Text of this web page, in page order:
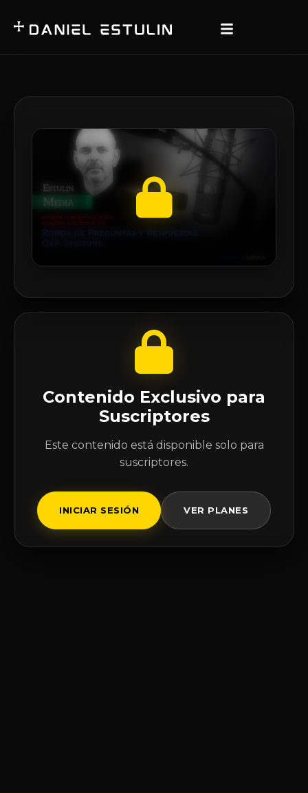
Contenido Exclusivo para
Suscriptores
Este contenido está disponible solo para
suscriptores.
INICIAR SESIÓN VER PLANES